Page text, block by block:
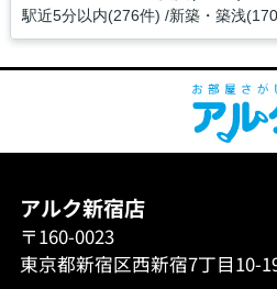
駅近5分以内(276件) 新築・築浅
アルク新宿店
〒160-0023
東京都新宿区西新宿7丁目10-